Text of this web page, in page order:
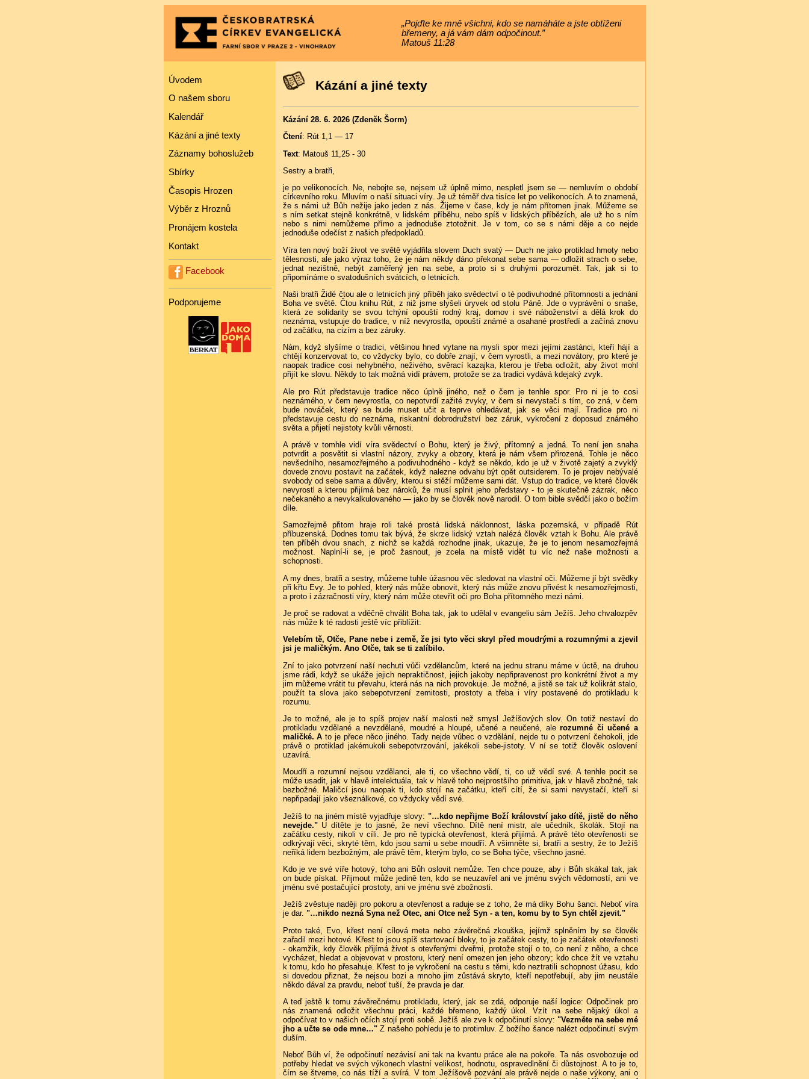
„Pojďte ke mně všichni, kdo se namáháte a jste obtíženi
břemeny, a já vám dám odpočinout.”
Matouš 11:28
Úvodem
O našem sboru
Kalendář
Kázání a jiné texty
Záznamy bohoslužeb
Sbírky
Časopis Hrozen
Výběr z Hroznů
Pronájem kostela
Kontakt
Facebook
Podporujeme
Kázání a jiné texty
Kázání 28. 6. 2026 (Zdeněk Šorm)
Čtení: Rút 1,1 — 17
Text: Matouš 11,25 - 30
Sestry a bratři,
je po velikonocích. Ne, nebojte se, nejsem už úplně mimo, nespletl jsem se — nemluvím o období
církevního roku. Mluvím o naší situaci víry. Je už téměř dva tisíce let po velikonocích. A to znamená,
že s námi už Bůh nežije jako jeden z nás. Žijeme v čase, kdy je nám přítomen jinak. Můžeme se
s ním setkat stejně konkrétně, v lidském příběhu, nebo spíš v lidských příbězích, ale už ho s ním
nebo s nimi nemůžeme přímo a jednoduše ztotožnit. Je v tom, co se s námi děje a co nejde
jednoduše odečíst z našich předpokladů.
Víra ten nový boží život ve světě vyjádřila slovem Duch svatý — Duch ne jako protiklad hmoty nebo
tělesnosti, ale jako výraz toho, že je nám někdy dáno překonat sebe sama — odložit strach o sebe,
jednat nezištně, nebýt zaměřený jen na sebe, a proto si s druhými porozumět. Tak, jak si to
připomínáme o svatodušních svátcích, o letnicích.
Naši bratři Židé čtou ale o letnicích jiný příběh jako svědectví o té podivuhodné přítomnosti a jednání
Boha ve světě. Čtou knihu Rút, z niž jsme slyšeli úryvek od stolu Páně. Jde o vyprávění o snaše,
která ze solidarity se svou tchýní opouští rodný kraj, domov i své náboženství a dělá krok do
neznáma, vstupuje do tradice, v níž nevyrostla, opouští známé a osahané prostředí a začíná znovu
od začátku, na cizím a bez záruky.
Nám, když slyšíme o tradici, většinou hned vytane na mysli spor mezi jejími zastánci, kteří hájí a
chtějí konzervovat to, co vždycky bylo, co dobře znají, v čem vyrostli, a mezi novátory, pro které je
naopak tradice cosi nehybného, neživého, svěrací kazajka, kterou je třeba odložit, aby život mohl
přijít ke slovu. Někdy to tak možná vidí právem, protože se za tradici vydává kdejaký zvyk.
Ale pro Rút představuje tradice něco úplně jiného, než o čem je tenhle spor. Pro ni je to cosi
neznámého, v čem nevyrostla, co nepotvrdí zažité zvyky, v čem si nevystačí s tím, co zná, v čem
bude nováček, který se bude muset učit a teprve ohledávat, jak se věci mají. Tradice pro ni
představuje cestu do neznáma, riskantní dobrodružství bez záruk, vykročení z doposud známého
světa a přijetí nejistoty kvůli věrnosti.
A právě v tomhle vidí víra svědectví o Bohu, který je živý, přítomný a jedná. To není jen snaha
potvrdit a posvětit si vlastní názory, zvyky a obzory, která je nám všem přirozená. Tohle je něco
nevšedního, nesamozřejmého a podivuhodného - když se někdo, kdo je už v životě zajetý a zvyklý
dovede znovu postavit na začátek, když nalezne odvahu být opět outsiderem. To je projev nebývalé
svobody od sebe sama a důvěry, kterou si stěží můžeme sami dát. Vstup do tradice, ve které člověk
nevyrostl a kterou přijímá bez nároků, že musí splnit jeho představy - to je skutečně zázrak, něco
nečekaného a nevykalkulovaného — jako by se člověk nově narodil. O tom bible svědčí jako o božím
díle.
Samozřejmě přitom hraje roli také prostá lidská náklonnost, láska pozemská, v případě Rút
příbuzenská. Dodnes tomu tak bývá, že skrze lidský vztah nalézá člověk vztah k Bohu. Ale právě
ten příběh dvou snach, z nichž se každá rozhodne jinak, ukazuje, že je to jenom nesamozřejmá
možnost. Naplní-li se, je proč žasnout, je zcela na místě vidět tu víc než naše možnosti a
schopnosti.
A my dnes, bratři a sestry, můžeme tuhle úžasnou věc sledovat na vlastní oči. Můžeme jí být svědky
při křtu Evy. Je to pohled, který nás může obnovit, který nás může znovu přivést k nesamozřejmosti,
a proto i zázračnosti víry, který nám může otevřít oči pro Boha přítomného mezi námi.
Je proč se radovat a vděčně chválit Boha tak, jak to udělal v evangeliu sám Ježíš. Jeho chvalozpěv
nás může k té radosti ještě víc přiblížit:
Velebím tě, Otče, Pane nebe i země, že jsi tyto věci skryl před moudrými a rozumnými a zjevil
jsi je maličkým. Ano Otče, tak se ti zalíbilo.
Zní to jako potvrzení naší nechuti vůči vzdělancům, které na jednu stranu máme v úctě, na druhou
jsme rádi, když se ukáže jejich nepraktičnost, jejich jakoby nepřipravenost pro konkrétní život a my
jim můžeme vrátit tu převahu, která nás na nich provokuje. Je možné, a jistě se tak už kolikrát stalo,
použít ta slova jako sebepotvrzení zemitosti, prostoty a třeba i víry postavené do protikladu k
rozumu.
Je to možné, ale je to spíš projev naší malosti než smysl Ježíšových slov. On totiž nestaví do
protikladu vzdělané a nevzdělané, moudré a hloupé, učené a neučené, ale rozumné či učené a
maličké. A to je přece něco jiného. Tady nejde vůbec o vzdělání, nejde tu o potvrzení čehokoli, jde
právě o protiklad jakémukoli sebepotvrzování, jakékoli sebe-jistoty. V ní se totiž člověk oslovení
uzavírá.
Moudří a rozumní nejsou vzdělanci, ale ti, co všechno vědí, ti, co už vědí své. A tenhle pocit se
může usadit, jak v hlavě intelektuála, tak v hlavě toho nejprostšího primitiva, jak v hlavě zbožné, tak
bezbožné. Maličcí jsou naopak ti, kdo stojí na začátku, kteří cítí, že si sami nevystačí, kteří si
nepřipadají jako všeználkové, co vždycky vědí své.
Ježíš to na jiném místě vyjadřuje slovy: "…kdo nepřijme Boží království jako dítě, jistě do něho
nevejde." U dítěte je to jasné, že neví všechno. Dítě není mistr, ale učedník, školák. Stojí na
začátku cesty, nikoli v cíli. Je pro ně typická otevřenost, která přijímá. A právě této otevřenosti se
odkrývají věci, skryté těm, kdo jsou sami u sebe moudří. A všimněte si, bratři a sestry, že to Ježíš
neříká lidem bezbožným, ale právě těm, kterým bylo, co se Boha týče, všechno jasné.
Kdo je ve své víře hotový, toho ani Bůh oslovit nemůže. Ten chce pouze, aby i Bůh skákal tak, jak
on bude pískat. Přijmout může jedině ten, kdo se neuzavřel ani ve jménu svých vědomostí, ani ve
jménu své postačující prostoty, ani ve jménu své zbožnosti.
Ježíš zvěstuje naději pro pokoru a otevřenost a raduje se z toho, že má díky Bohu šanci. Neboť víra
je dar. "…nikdo nezná Syna než Otec, ani Otce než Syn - a ten, komu by to Syn chtěl zjevit."
Proto také, Evo, křest není cílová meta nebo závěrečná zkouška, jejímž splněním by se člověk
zařadil mezi hotové. Křest to jsou spíš startovací bloky, to je začátek cesty, to je začátek otevřenosti
- okamžik, kdy člověk přijímá život s otevřenými dveřmi, protože stojí o to, co není z něho, a chce
vycházet, hledat a objevovat v prostoru, který není omezen jen jeho obzory; kdo chce žít ve vztahu
k tomu, kdo ho přesahuje. Křest to je vykročení na cestu s těmi, kdo neztratili schopnost úžasu, kdo
si dovedou přiznat, že nejsou bozi a mnoho jim zůstává skryto, kteří nepotřebují, aby jim neustále
někdo dával za pravdu, neboť tuší, že pravda je dar.
A teď ještě k tomu závěrečnému protikladu, který, jak se zdá, odporuje naší logice: Odpočinek pro
nás znamená odložit všechnu práci, každé břemeno, každý úkol. Vzít na sebe nějaký úkol a
odpočívat to v našich očích stojí proti sobě. Ježíš ale zve k odpočinutí slovy:"Vezměte na sebe mé
jho a učte se ode mne…"Z našeho pohledu je to protimluv. Z božího šance nalézt odpočinutí svým
duším.
Neboť Bůh ví, že odpočinutí nezávisí ani tak na kvantu práce ale na pokoře. Ta nás osvobozuje od
potřeby hledat ve svých výkonech vlastní velikost, hodnotu, ospravedlnění či důstojnost. A to je to,
čím se štveme, co nás tíží a svírá. V tom Ježíšově pozvání ale právě nejde o naše výkony, ani o